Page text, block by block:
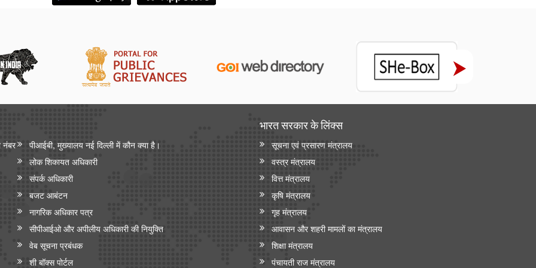
नंबर
पीआईबी, मुख्यालय नई दिल्ली में कौन क्या है।
लोक शिकायत अधिकारी
संपर्क अधिकारी
बजट आबंटन
नागरिक अधिकार पत्र
सीपीआईओ और अपी‍लीय अधिकारी की नियुक्ति
वेब सूचना प्रबंधक
शी बॉक्स पोर्टल
भारत सरकार के लिंक्‍स
सूचना एवं प्रसारण मंत्रालय
वस्त्र मंत्रालय
वित्त मंत्रालय
कृषि मंत्रालय
गृह मंत्रालय
आवासन और शहरी मामलों का मंत्रालय
शिक्षा मंत्रालय
पंचायती राज मंत्रालय